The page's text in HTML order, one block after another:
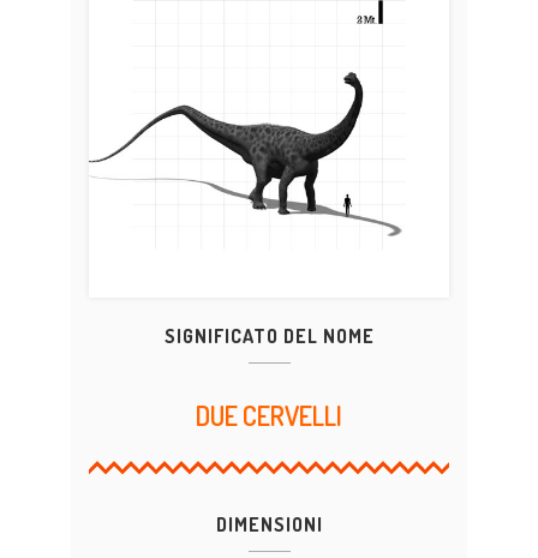
SIGNIFICATO DEL NOME
DUE CERVELLI
DIMENSIONI